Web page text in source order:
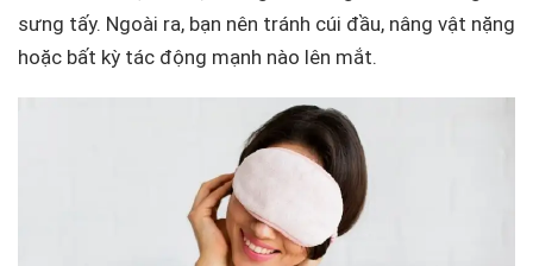
sưng tấy. Ngoài ra, bạn nên tránh cúi đầu, nâng vật nặng
hoặc bất kỳ tác động mạnh nào lên mắt.